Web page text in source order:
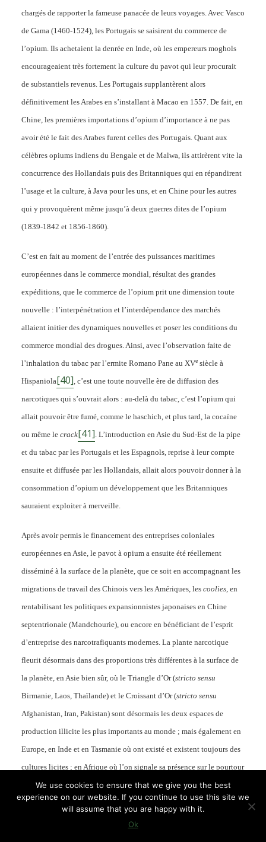
chargés de rapporter la fameuse panacée de leurs voyages. Avec Vasco
de Gama (1460-1524), les Portugais se saisirent du commerce de
l’opium. Ils achetaient la denrée en Inde, où les empereurs moghols
encourageaient très fortement la culture du pavot qui leur procurait
de substantiels revenus. Les Portugais supplantèrent alors
définitivement les Arabes en s’installant à Macao en 1557. De fait, en
Chine, les premières importations d’opium d’importance à ne pas
avoir été le fait des Arabes furent celles des Portugais. Quant aux
célèbres opiums indiens du Bengale et de Malwa, ils attirèrent vite la
concurrence des Hollandais puis des Britanniques qui en répandirent
l’usage et la culture, à Java pour les uns, et en Chine pour les autres
qui y provoquèrent même jusqu’à deux guerres dites de l’opium
(1839-1842 et 1856-1860).
C’est en fait au moment de l’entrée des puissances maritimes
européennes dans le commerce mondial, résultat des grandes
expéditions, que le commerce de l’opium prit une dimension toute
nouvelle : l’interpénétration et l’interdépendance des marchés
allaient initier des dynamiques nouvelles et poser les conditions du
commerce mondial des drogues. Ainsi, avec l’observation faite de
l’inhalation du tabac par l’ermite Romano Pane au XVe siècle à
Hispaniola[40] , c’est une toute nouvelle ère de diffusion des
narcotiques qui s’ouvrait alors : au-delà du tabac, c’est l’opium qui
allait pouvoir être fumé, comme le haschich, et plus tard, la cocaïne
ou même le crack[41] . L’introduction en Asie du Sud-Est de la pipe
et du tabac par les Portugais et les Espagnols, reprise à leur compte
ensuite et diffusée par les Hollandais, allait alors pouvoir donner à la
consommation d’opium un développement que les Britanniques
sauraient exploiter à merveille.
Après avoir permis le financement des entreprises coloniales
européennes en Asie, le pavot à opium a ensuite été réellement
disséminé à la surface de la planète, que ce soit en accompagnant les
migrations de travail des Chinois vers les Amériques, les coolies, en
rentabilisant les politiques expansionnistes japonaises en Chine
septentrionale (Mandchourie), ou encore en bénéficiant de l’esprit
d’entreprise des narcotrafiquants modernes. La plante narcotique
fleurit désormais dans des proportions très différentes à la surface de
la planète, en Asie bien sûr, où le Triangle d’Or (stricto sensu
Birmanie, Laos, Thaïlande) et le Croissant d’Or (stricto sensu
Afghanistan, Iran, Pakistan) sont désormais les deux espaces de
production illicite les plus importants au monde ; mais également en
Europe, en Inde et en Tasmanie où ont existé et existent toujours des
cultures licites ; en Afrique où l’on signale sa présence sur le pourtour
du Golfe de Guinée ; et en Amérique du Nord et du Sud, où le
Mexique est un important producteur d’opium illicite, et certains
Etats andins, déjà cocaïers, connaissent une culture grandissante du
We use cookies to ensure that we give you the best
experience on our website. If you continue to use this site we
will assume that you are happy with it.
Ok